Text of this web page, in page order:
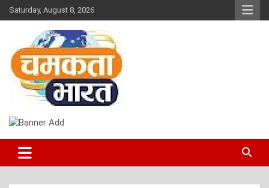
Skip
to
Saturday, August 8, 2026
CHAMAKTA BHARAT